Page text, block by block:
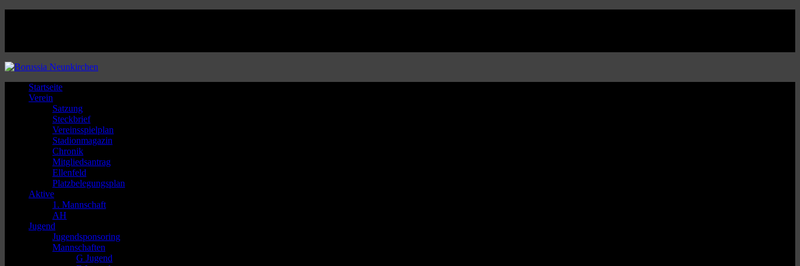
Startseite
Verein
Satzung
Steckbrief
Vereinsspielplan
Stadionmagazin
Chronik
Mitgliedsantrag
Ellenfeld
Platzbelegungsplan
Aktive
1. Mannschaft
AH
Jugend
Jugendsponsoring
Mannschaften
G Jugend